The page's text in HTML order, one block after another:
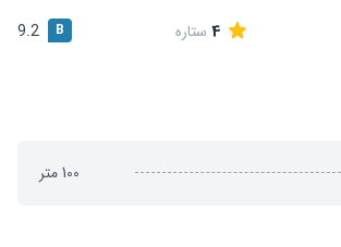
4 ستاره B
9.2
100متر